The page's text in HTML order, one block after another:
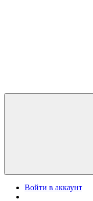
Войти в аккаунт